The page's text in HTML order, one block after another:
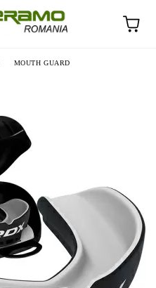
MOUTH GUARD